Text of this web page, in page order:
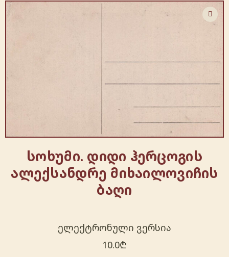
სოხუმი. დიდი ჰერცოგის
ალექსანდრე მიხაილოვიჩის
ბაღი
ელექტრონული ვერსია
10.0₾